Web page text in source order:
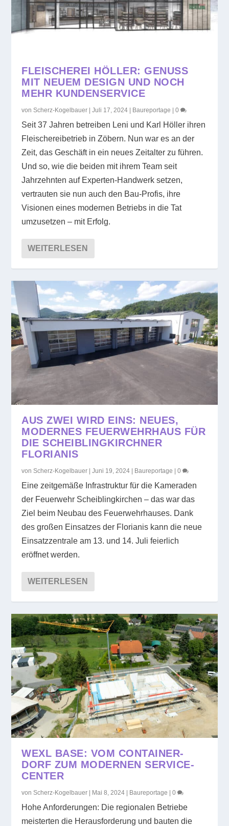
FLEISCHEREI HÖLLER: GENUSS
MIT NEUEM DESIGN UND NOCH
MEHR KUNDENSERVICE
vonScherz-Kogelbauer |Juli 17, 2024 Baureportage |0
Seit 37 Jahren betreiben Leni und Karl Höller ihren
Fleischereibetrieb in Zöbern. Nun war es an der
Zeit, das Geschäft in ein neues Zeitalter zu führen.
Und so, wie die beiden mit ihrem Team seit
Jahrzehnten auf Experten-Handwerk setzen,
vertrauten sie nun auch den Bau-Profis, ihre
Visionen eines modernen Betriebs in die Tat
umzusetzen – mit Erfolg.
WEITERLESEN
AUS ZWEI WIRD EINS: NEUES,
MODERNES FEUERWEHRHAUS FÜR
DIE SCHEIBLINGKIRCHNER
FLORIANIS
vonScherz-Kogelbauer |Juni 19, 2024 Baureportage |0
Eine zeitgemäße Infrastruktur für die Kameraden
der Feuerwehr Scheiblingkirchen – das war das
Ziel beim Neubau des Feuerwehrhauses. Dank
des großen Einsatzes der Florianis kann die neue
Einsatzzentrale am 13. und 14. Juli feierlich
eröffnet werden.
WEITERLESEN
WEXL BASE: VOM CONTAINER-
DORF ZUM MODERNEN SERVICE-
CENTER
vonScherz-Kogelbauer Mai 8, 2024 Baureportage |0
Hohe Anforderungen: Die regionalen Betriebe
meisterten die Herausforderung und bauten die